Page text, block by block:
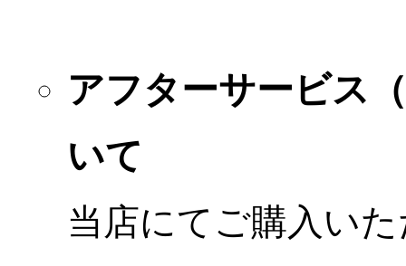
アフターサービス
いて
当店にてご購入い